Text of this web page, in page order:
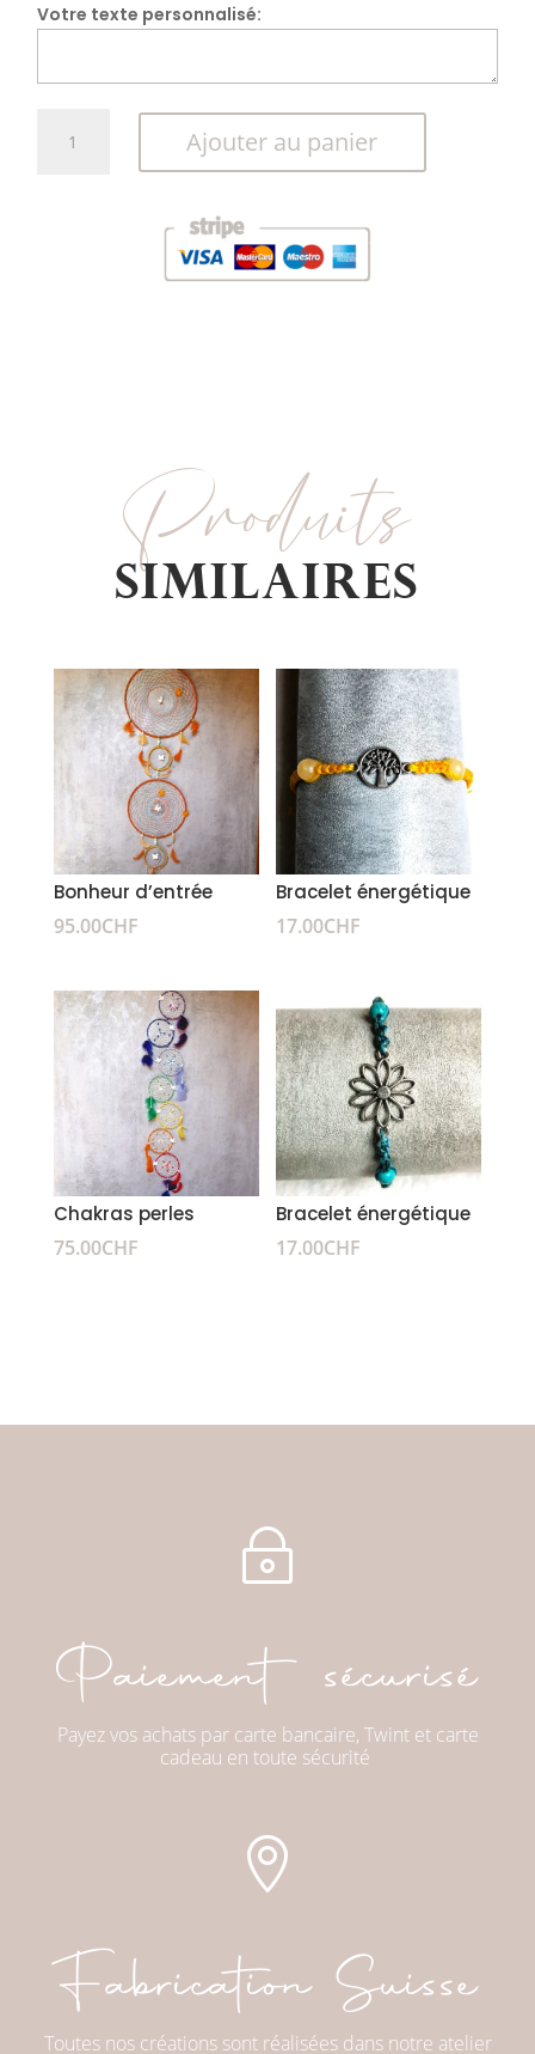
Votre texte personnalisé:
Ajouter au panier
Produits
Similaires
Bonheur d’entrée
95.00CHF
Bracelet énergétique
17.00CHF
Chakras perles
75.00CHF
Bracelet énergétique
17.00CHF
~
Paiement sécurisé
Payez vos achats par carte bancaire, Twint et carte
cadeau en toute sécurité

Fabrication Suisse
Toutes nos créations sont réalisées dans notre atelier